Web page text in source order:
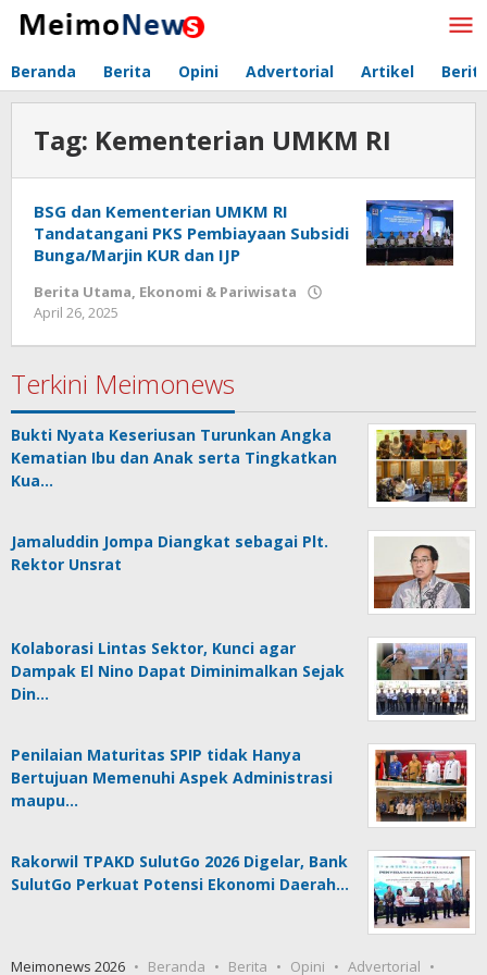
Lewati
Beranda Berita Opini Advertorial Artikel
Tag: Kementerian UMKM RI
BSG dan Kementerian UMKM RI
Tandatangani PKS Pembiayaan Subsidi
Bunga/Marjin KUR dan IJP
Berita Utama, Ekonomi & Pariwisata
April 26, 2025
Terkini Meimonews
Bukti Nyata Keseriusan Turunkan Angka
Kematian Ibu dan Anak serta Tingkatkan
Kua…
Jamaluddin Jompa Diangkat sebagai Plt.
Rektor Unsrat
Kolaborasi Lintas Sektor, Kunci agar
Dampak El Nino Dapat Diminimalkan Sejak
Din…
Penilaian Maturitas SPIP tidak Hanya
Bertujuan Memenuhi Aspek Administrasi
maupu…
Rakorwil TPAKD SulutGo 2026 Digelar, Bank
SulutGo Perkuat Potensi Ekonomi Daerah…
Meimonews 2026 Beranda Berita Opini Advertorial